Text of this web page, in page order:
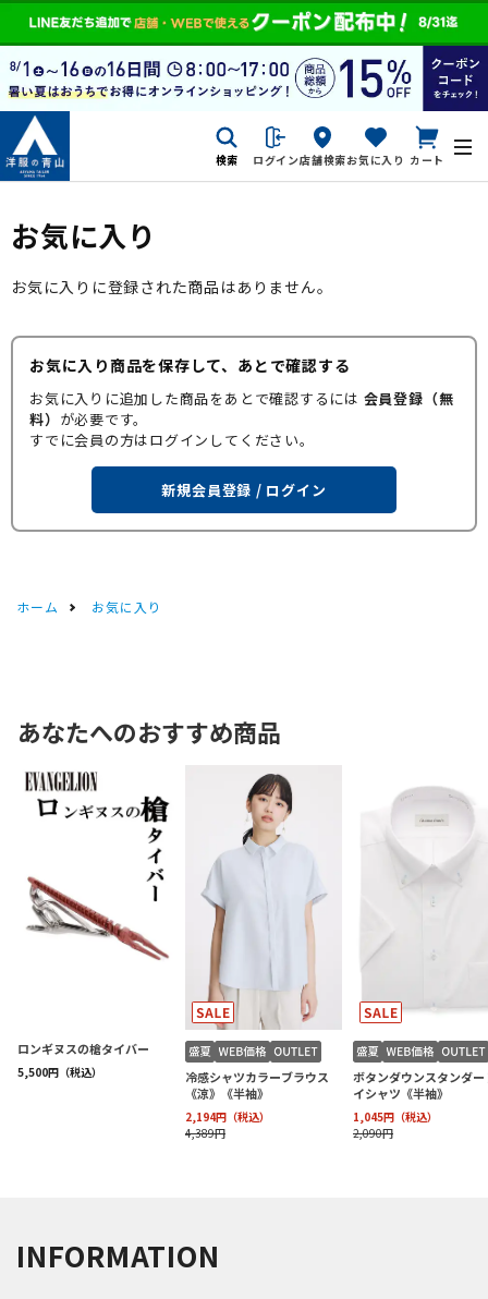
検索 ログイン店舗検索お気に入り カート
お気に入り
お気に入りに登録された商品はありません。
お気に入り商品を保存して、あとで確認する
お気に入りに追加した商品をあとで確認するには 会員登録（無
料） が必要です。
すでに会員の方はログインしてください。
新規会員登録 / ログイン
ホーム お気に入り
INFORMATION